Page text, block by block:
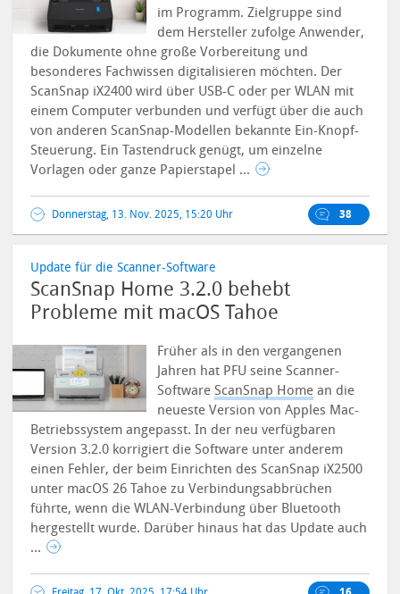
im Programm. Zielgruppe sind
dem Hersteller zufolge Anwender,
die Dokumente ohne große Vorbereitung und
besonderes Fachwissen digitalisieren möchten. Der
ScanSnap iX2400 wird über USB-C oder per WLAN mit
einem Computer verbunden und verfügt über die auch
von anderen ScanSnap-Modellen bekannte Ein-Knopf-
Steuerung. Ein Tastendruck genügt, um einzelne
Vorlagen oder ganze Papierstapel ...
Donnerstag, 13. Nov. 2025, 15:20 Uhr 38
Update für die Scanner-Software
ScanSnap Home 3.2.0 behebt
Probleme mit macOS Tahoe
Früher als in den vergangenen
Jahren hat PFU seine Scanner-
SoftwareScanSnap Home an die
neueste Version von Apples Mac-
Betriebssystem angepasst. In der neu verfügbaren
Version 3.2.0 korrigiert die Software unter anderem
einen Fehler, der beim Einrichten des ScanSnap iX2500
unter macOS 26 Tahoe zu Verbindungsabbrüchen
führte, wenn die WLAN-Verbindung über Bluetooth
hergestellt wurde. Darüber hinaus hat das Update auch
...